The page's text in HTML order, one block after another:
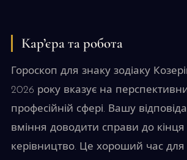
Кар’єра та робота
Гороскоп для знаку зодіаку
2026 року вказує на
професійній сфері. Вашу
вміння доводити справи до кінця
керівництво. Це хороший час